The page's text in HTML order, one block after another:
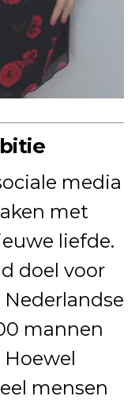
media
met
liefde.
doel voor
mannen
Hoewel
mensen